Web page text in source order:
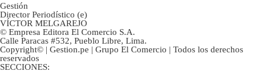
Gestión
Director Periodístico (e)
VÍCTOR MELGAREJO
© Empresa Editora El Comercio S.A.
Calle Paracas #532, Pueblo Libre, Lima.
Copyright© | Gestion.pe | Grupo El Comercio | Todos los derechos
reservados
SECCIONES: